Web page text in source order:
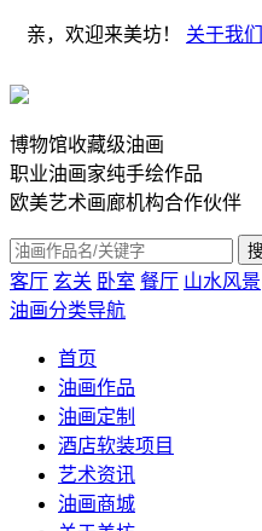
亲，欢迎来美坊！ 关于我们
博物馆收藏级油画
职业油画家纯手绘作品
欧美艺术画廊机构合作伙伴
客厅 玄关 卧室 餐厅 山水风景
油画分类导航
首页
油画作品
油画定制
酒店软装项目
艺术资讯
油画商城